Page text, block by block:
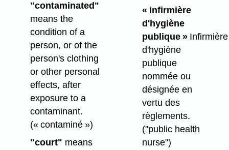
"contaminated"
means the
condition of a
person, or of the
person's clothing
or other personal
effects, after
exposure to a
contaminant.
(« contaminé »)
"court" means
« infirmière
d'hygiène
publique »Infirmière
d'hygiène
publique
nommée ou
désignée en
vertu des
règlements.
("public health
nurse")